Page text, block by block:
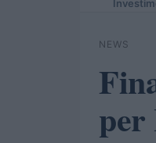
NEWS
per